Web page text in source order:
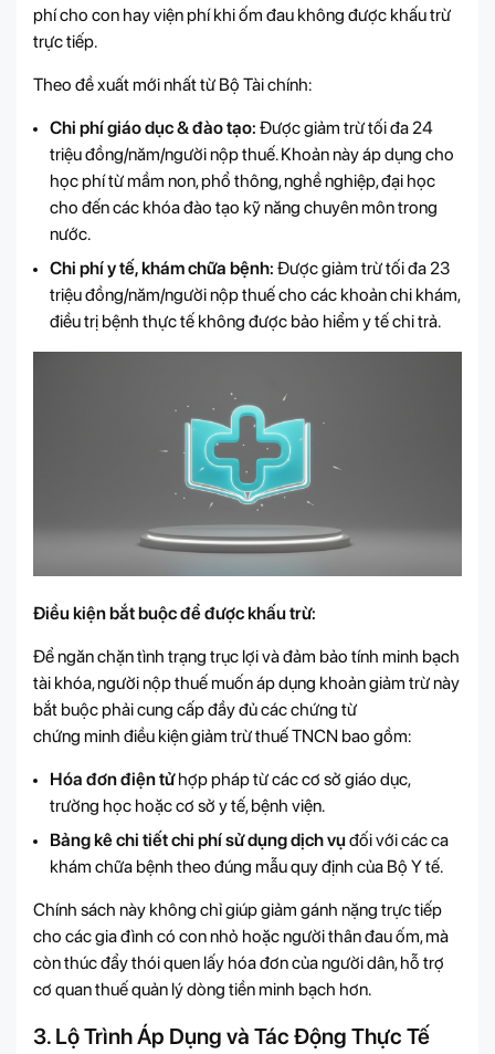
phí cho con hay viện phí khi ốm đau không được khấu trừ
trực tiếp.
Theo đề xuất mới nhất từ Bộ Tài chính:
Chi phí giáo dục & đào tạo: Được giảm trừ tối đa 24
triệu đồng/năm/người nộp thuế. Khoản này áp dụng cho
học phí từ mầm non, phổ thông, nghề nghiệp, đại học
cho đến các khóa đào tạo kỹ năng chuyên môn trong
nước.
Chi phí y tế, khám chữa bệnh: Được giảm trừ tối đa 23
triệu đồng/năm/người nộp thuế cho các khoản chi khám,
điều trị bệnh thực tế không được bảo hiểm y tế chi trả.
Điều kiện bắt buộc để được khấu trừ:
Để ngăn chặn tình trạng trục lợi và đảm bảo tính minh bạch
tài khóa, người nộp thuế muốn áp dụng khoản giảm trừ này
bắt buộc phải cung cấp đầy đủ các chứng từ
chứng minh điều kiện giảm trừ thuế TNCN bao gồm:
Hóa đơn điện tửhợp pháp từ các cơ sở giáo dục,
trường học hoặc cơ sở y tế, bệnh viện.
Bảng kê chi tiết chi phí sử dụng dịch vụđối với các ca
khám chữa bệnh theo đúng mẫu quy định của Bộ Y tế.
Chính sách này không chỉ giúp giảm gánh nặng trực tiếp
cho các gia đình có con nhỏ hoặc người thân đau ốm, mà
còn thúc đẩy thói quen lấy hóa đơn của người dân, hỗ trợ
cơ quan thuế quản lý dòng tiền minh bạch hơn.
3. Lộ Trình Áp Dụng và Tác Động Thực Tế